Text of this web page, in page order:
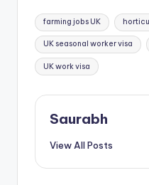
Tags:
farming jobs UK
UK seasonal worker visa
UK work visa
Saurabh
View All Posts